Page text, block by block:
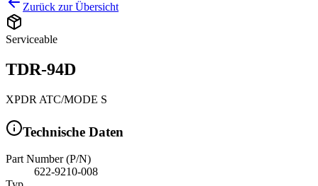
Zurück zur Übersicht
Serviceable
TDR-94D
XPDR ATC/MODE S
Technische Daten
Part Number (P/N)
622-9210-008